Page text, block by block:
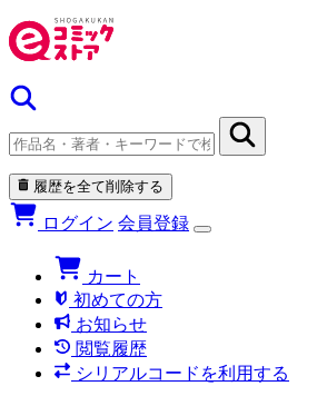
履歴を全て削除する
ログイン 会員登録
カート
初めての方
お知らせ
閲覧履歴
シリアルコードを利用する